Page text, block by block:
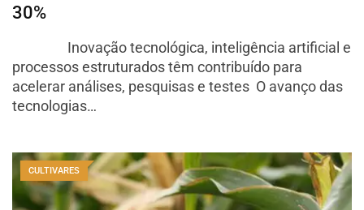
30%
Inovação tecnológica, inteligência artificial e
processos estruturados têm contribuído para
acelerar análises, pesquisas e testes O avanço das
tecnologias…
CULTIVARES